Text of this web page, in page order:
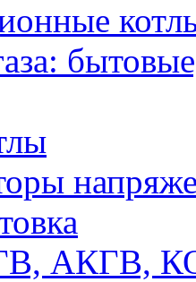
АКГВ,